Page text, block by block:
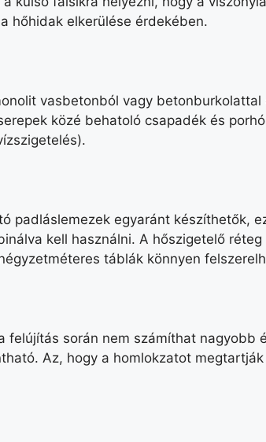
hőhidak elkerülése érdekében.
vasbetonból vagy
közé behatoló csapadék és
padláslemezek egyaránt készíthetők,
kell használni. A hőszigetelő
táblák könnyen
során nem számíthat nagyobb
Az, hogy a homlokzatot